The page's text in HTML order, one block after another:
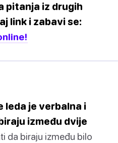
pitanja iz drugih
link i zabavi se:
leda je verbalna i
između dvije
da biraju između bilo